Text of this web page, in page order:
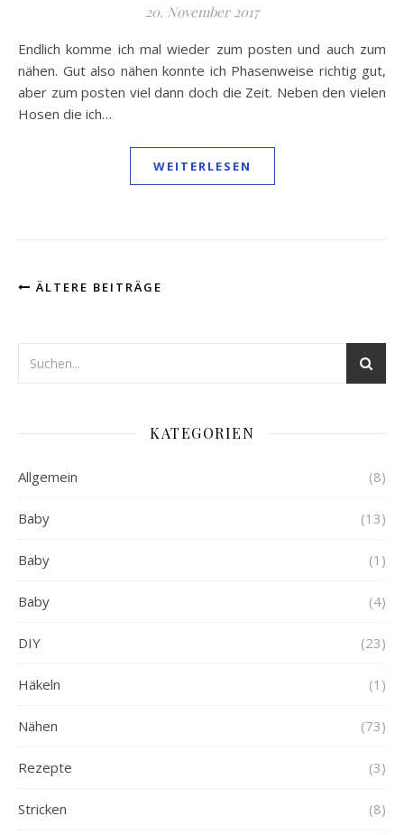
20. November 2017
Endlich komme ich mal wieder zum posten und auch zum
nähen. Gut also nähen konnte ich Phasenweise richtig gut,
aber zum posten viel dann doch die Zeit. Neben den vielen
Hosen die ich…
WEITERLESEN
ÄLTERE BEITRÄGE
KATEGORIEN
Allgemein (8)
Baby (13)
Baby (1)
Baby (4)
DIY (23)
Häkeln (1)
Nähen (73)
Rezepte (3)
Stricken (8)